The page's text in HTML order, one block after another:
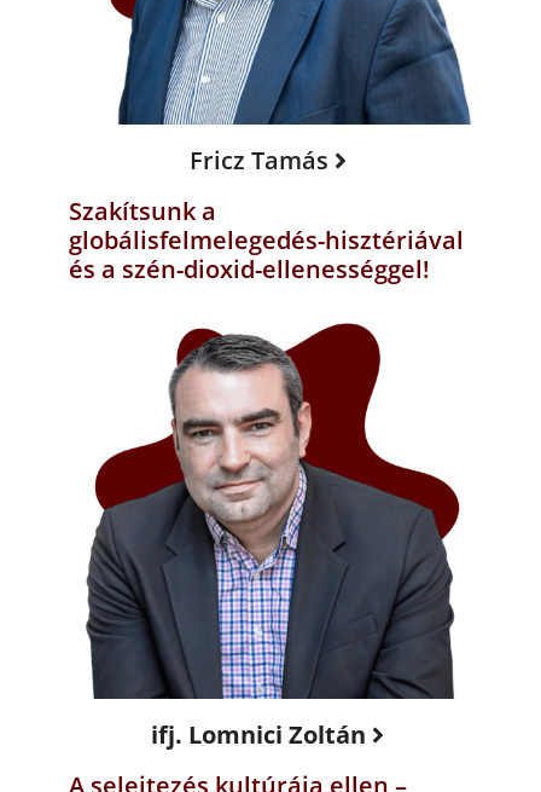
Fricz Tamás
Szakítsunk a
globálisfelmelegedés-hisztériával
és a szén-dioxid-ellenességgel!
ifj. Lomnici Zoltán
A selejtezés kultúrája ellen –